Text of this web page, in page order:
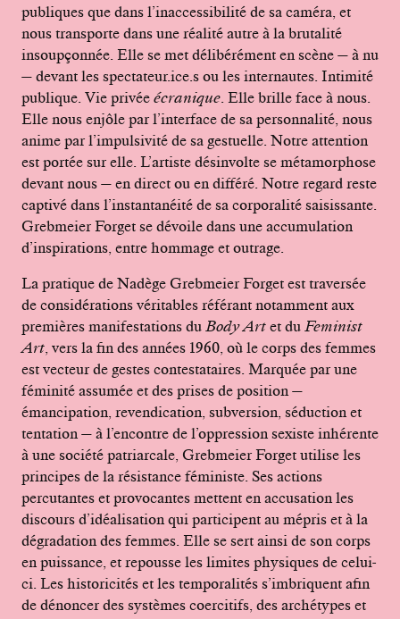
publiques que dans l’inaccessibilité de sa caméra, et
nous transporte dans une réalité autre à la brutalité
insoupçonnée. Elle se met délibérément en scène — à nu
— devant les spectateur.ice.s ou les internautes. Intimité
publique. Vie privée écranique . Elle brille face à nous.
Elle nous enjôle par l’interface de sa personnalité, nous
anime par l’impulsivité de sa gestuelle. Notre attention
est portée sur elle. L’artiste désinvolte se métamorphose
devant nous — en direct ou en différé. Notre regard reste
captivé dans l’instantanéité de sa corporalité saisissante.
Grebmeier Forget se dévoile dans une accumulation
d’inspirations, entre hommage et outrage.
La pratique de Nadège Grebmeier Forget est traversée
de considérations véritables référant notamment aux
premières manifestations du Body Art et du Feminist
Art , vers la fin des années 1960, où le corps des femmes
est vecteur de gestes contestataires. Marquée par une
féminité assumée et des prises de position —
émancipation, revendication, subversion, séduction et
tentation — à l’encontre de l’oppression sexiste inhérente
à une société patriarcale, Grebmeier Forget utilise les
principes de la résistance féministe. Ses actions
percutantes et provocantes mettent en accusation les
discours d’idéalisation qui participent au mépris et à la
dégradation des femmes. Elle se sert ainsi de son corps
en puissance, et repousse les limites physiques de celui-
ci. Les historicités et les temporalités s’imbriquent afin
de dénoncer des systèmes coercitifs, des archétypes et